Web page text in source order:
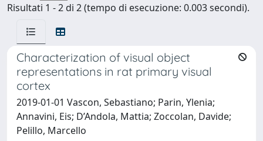
Risultati 1 - 2 di 2 (tempo di esecuzione: 0.003 secondi).
Characterization of visual object
representations in rat primary visual
cortex
2019-01-01 Vascon, Sebastiano; Parin, Ylenia;
Annavini, Eis; D’Andola, Mattia; Zoccolan, Davide;
Pelillo, Marcello